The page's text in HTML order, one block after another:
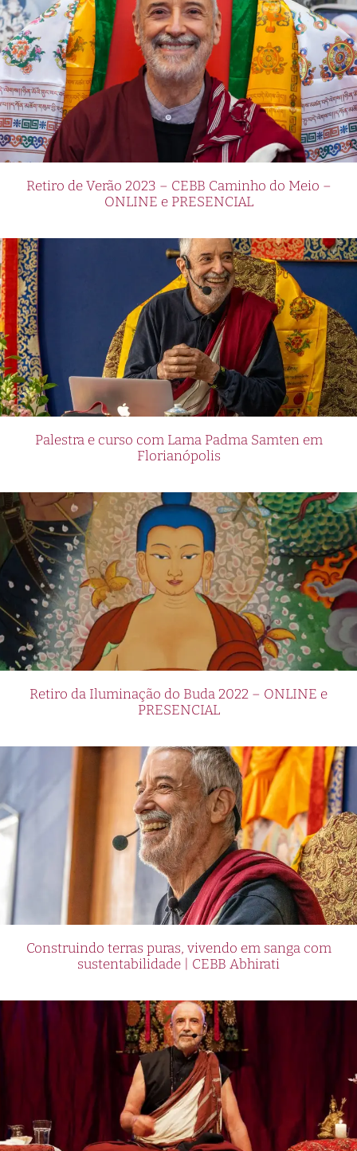
Retiro de Verão 2023 – CEBB Caminho do Meio –
ONLINE e PRESENCIAL
Palestra e curso com Lama Padma Samten em
Florianópolis
Retiro da Iluminação do Buda 2022 – ONLINE e
PRESENCIAL
Construindo terras puras, vivendo em sanga com
sustentabilidade | CEBB Abhirati